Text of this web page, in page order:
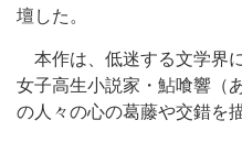
壇した。
本作は、低迷する文学界
女子高生小説家・鮎喰響（
の人々の心の葛藤や交錯を